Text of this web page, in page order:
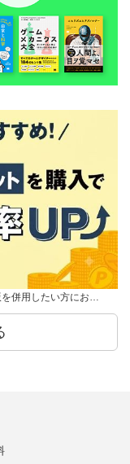
を併用したい方にお…